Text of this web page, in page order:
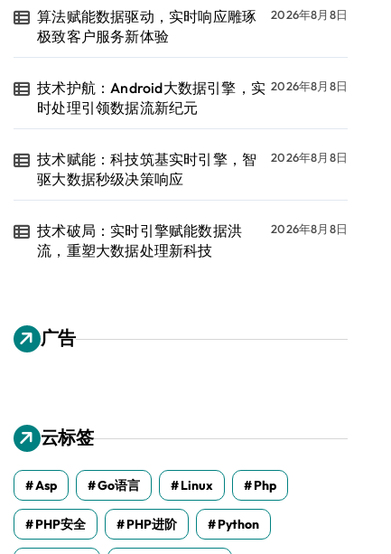
算法赋能数据驱动，实时响应雕琢
极致客户服务新体验
2026年8月8日
技术护航：Android大数据引擎，实
时处理引领数据流新纪元
2026年8月8日
技术赋能：科技筑基实时引擎，智
驱大数据秒级决策响应
2026年8月8日
技术破局：实时引擎赋能数据洪
流，重塑大数据处理新科技
2026年8月8日
广告
云标签
Asp Go语言 Linux Php
PHP安全 PHP进阶 Python